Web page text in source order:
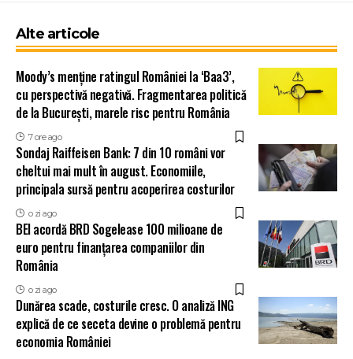
Alte articole
Moody’s menține ratingul României la ‘Baa3’,
cu perspectivă negativă. Fragmentarea politică
de la București, marele risc pentru România
7 ore ago
Sondaj Raiffeisen Bank: 7 din 10 români vor
cheltui mai mult în august. Economiile,
principala sursă pentru acoperirea costurilor
o zi ago
BEI acordă BRD Sogelease 100 milioane de
euro pentru finanțarea companiilor din
România
o zi ago
Dunărea scade, costurile cresc. O analiză ING
explică de ce seceta devine o problemă pentru
economia României